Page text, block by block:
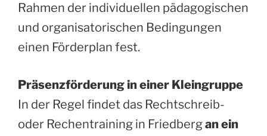
Rahmen der individuellen pädagogischen
und organisatorischen Bedingungen
einen Förderplan fest.
Präsenzförderung in einer Kleingruppe
In der Regel findet das Rechtschreib-
oder Rechentraining in Friedbergan ein